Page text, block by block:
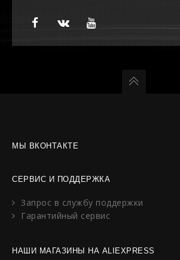
МЫ ВКОНТАКТЕ
СЕРВИС И ПОДДЕРЖКА
Запрос в службу поддержки
Гарантийный сервис
НАШИ МАГАЗИНЫ НА ALIEXPRESS